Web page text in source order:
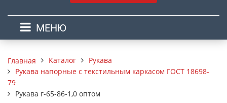
МЕНЮ
Главная Каталог
Рукава
Рукава напорные с текстильным каркасом ГОСТ 18698-
79
Рукава г-65-86-1,0 оптом